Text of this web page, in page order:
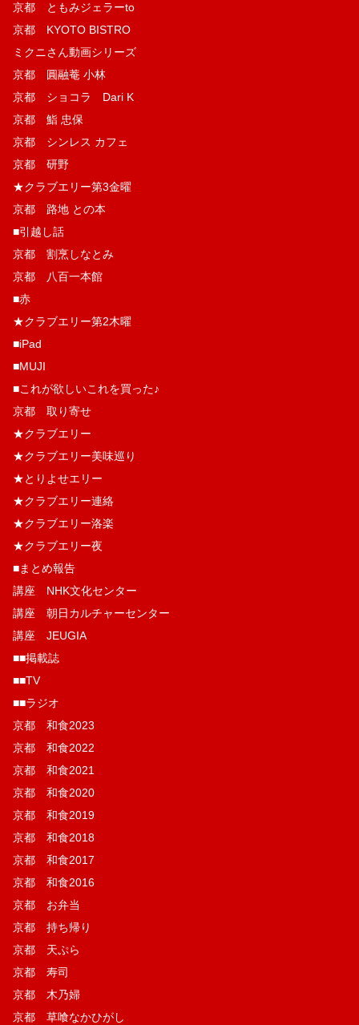
京都 ともみジェラーto
京都 KYOTO BISTRO
ミクニさん動画シリーズ
京都 圓融菴 小林
京都 ショコラ Dari K
京都 鮨 忠保
京都 シンレス カフェ
京都 研野
★クラブエリー第3金曜
京都 路地 との本
■引越し話
京都 割烹しなとみ
京都 八百一本館
■赤
★クラブエリー第2木曜
■iPad
■MUJI
■これが欲しいこれを買った♪
京都 取り寄せ
★クラブエリー
★クラブエリー美味巡り
★とりよせエリー
★クラブエリー連絡
★クラブエリー洛楽
★クラブエリー夜
■まとめ報告
講座 NHK文化センター
講座 朝日カルチャーセンター
講座 JEUGIA
■■掲載誌
■■TV
■■ラジオ
京都 和食2023
京都 和食2022
京都 和食2021
京都 和食2020
京都 和食2019
京都 和食2018
京都 和食2017
京都 和食2016
京都 お弁当
京都 持ち帰り
京都 天ぷら
京都 寿司
京都 木乃婦
京都 草喰なかひがし